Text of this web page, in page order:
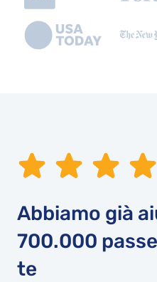
Abbiamo già
700.000
te